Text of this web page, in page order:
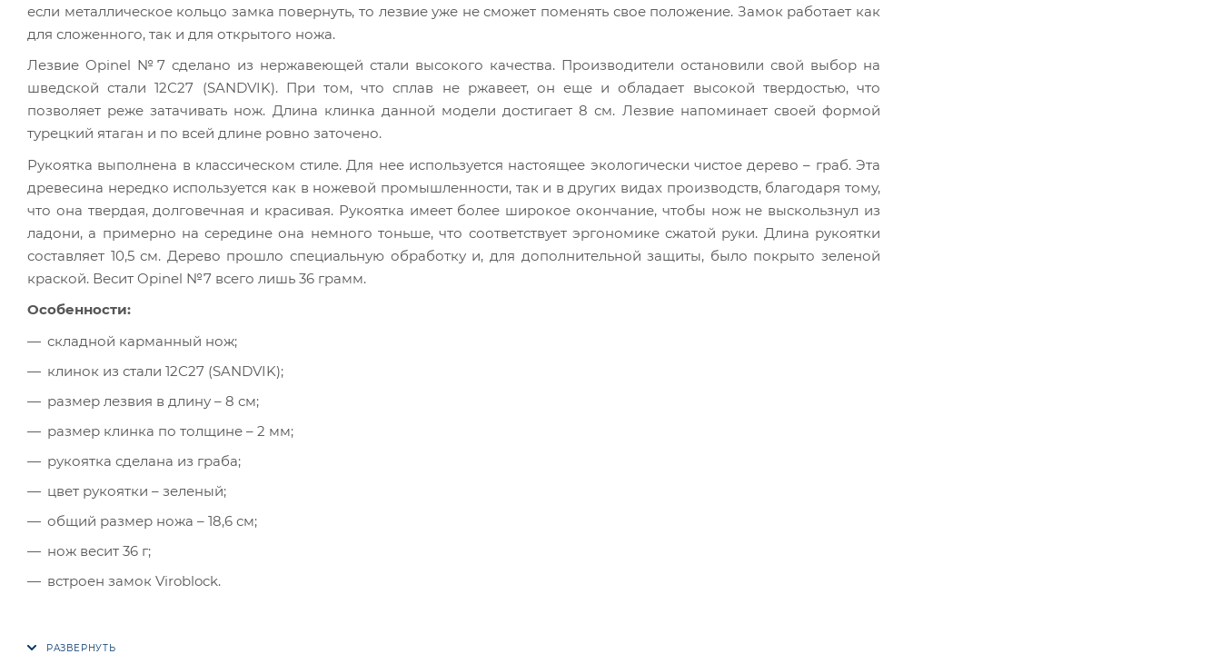
если металлическое кольцо замка повернуть, то лезвие уже не сможет поменять свое положение. Замок работает как
для сложенного, так и для открытого ножа.
Лезвие Opinel №7 сделано из нержавеющей стали высокого качества. Производители остановили свой выбор на
шведской стали 12С27 (SANDVIK). При том, что сплав не ржавеет, он еще и обладает высокой твердостью, что
позволяет реже затачивать нож. Длина клинка данной модели достигает 8 см. Лезвие напоминает своей формой
турецкий ятаган и по всей длине ровно заточено.
Рукоятка выполнена в классическом стиле. Для нее используется настоящее экологически чистое дерево – граб. Эта
древесина нередко используется как в ножевой промышленности, так и в других видах производств, благодаря тому,
что она твердая, долговечная и красивая. Рукоятка имеет более широкое окончание, чтобы нож не выскользнул из
ладони, а примерно на середине она немного тоньше, что соответствует эргономике сжатой руки. Длина рукоятки
составляет 10,5 см. Дерево прошло специальную обработку и, для дополнительной защиты, было покрыто зеленой
краской. Весит Opinel №7 всего лишь 36 грамм.
Особенности:
складной карманный нож;
клинок из стали 12С27 (SANDVIK);
размер лезвия в длину – 8 см;
размер клинка по толщине – 2 мм;
рукоятка сделана из граба;
цвет рукоятки – зеленый;
общий размер ножа – 18,6 см;
нож весит 36 г;
встроен замок Viroblock.